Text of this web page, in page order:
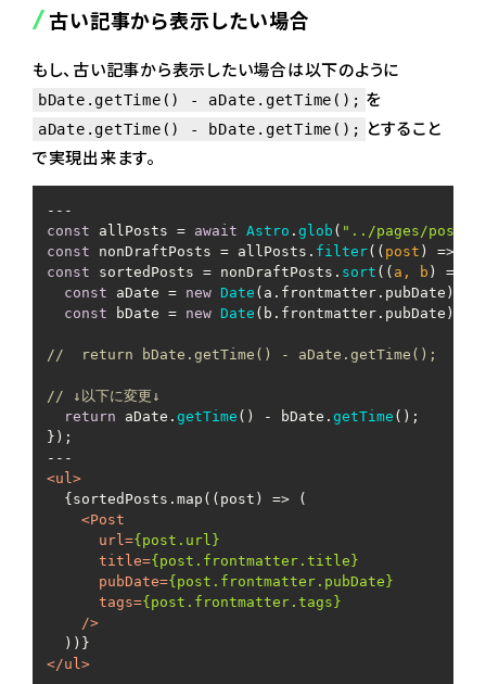
古い記事から表示したい場合
もし、古い記事から表示したい場合は以下のように
bDate.getTime() - aDate.getTime(); を
aDate.getTime() - bDate.getTime();
とすること
で実現出来ます。
const allPosts = await Astro . glob ( "../pages/posts/
const nonDraftPosts = allPosts. filter( ( post ) =>
const sortedPosts = nonDraftPosts. sort ( ( a, b ) =>
const aDate = new Date (a. frontmatter. pubDate );
const bDate = new Date (b. frontmatter. pubDate );
//  return bDate.getTime() - aDate.getTime();
// ↓以下に変更↓
return aDate. getTime () - bDate. getTime ();
});
<ul>
  {sortedPosts.map((post) => (
<Post
url={post.url}
title={post.frontmatter.title}
pubDate={post.frontmatter.pubDate}
tags={post.frontmatter.tags}
    />
</ul>